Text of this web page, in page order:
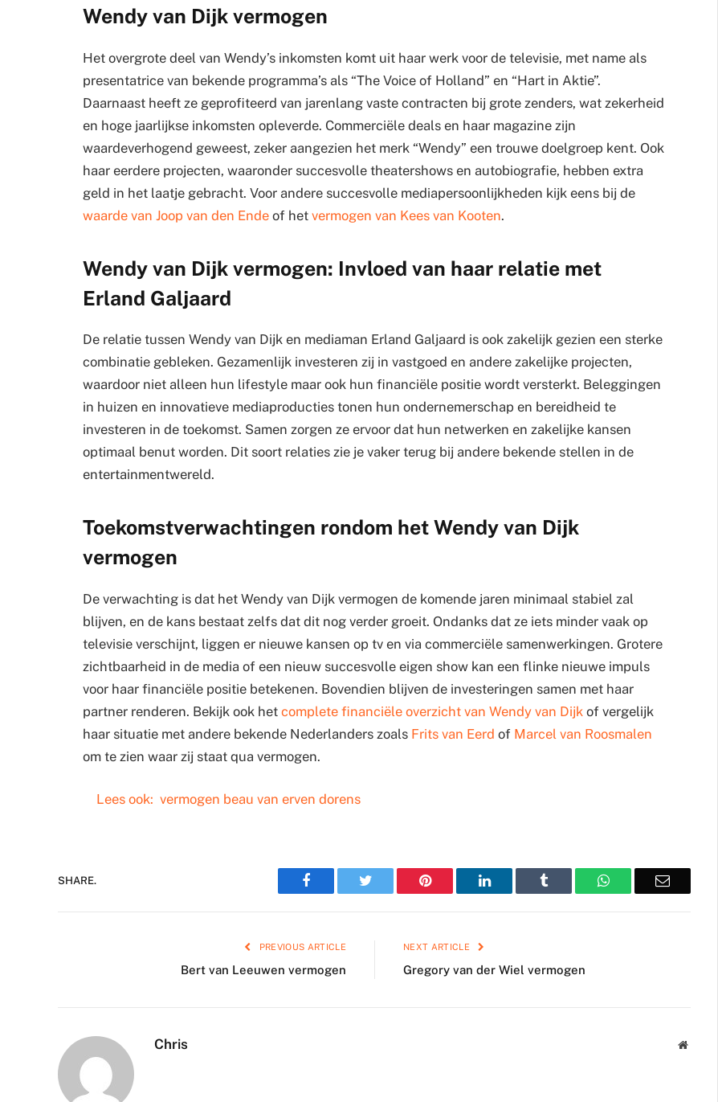
Wendy van Dijk vermogen
Het overgrote deel van Wendy’s inkomsten komt uit haar werk voor de televisie, met name als
presentatrice van bekende programma’s als “The Voice of Holland” en “Hart in Aktie”.
Daarnaast heeft ze geprofiteerd van jarenlang vaste contracten bij grote zenders, wat zekerheid
en hoge jaarlijkse inkomsten opleverde. Commerciële deals en haar magazine zijn
waardeverhogend geweest, zeker aangezien het merk “Wendy” een trouwe doelgroep kent. Ook
haar eerdere projecten, waaronder succesvolle theatershows en autobiografie, hebben extra
geld in het laatje gebracht. Voor andere succesvolle mediapersoonlijkheden kijk eens bij de
waarde van Joop van den Ende of het vermogen van Kees van Kooten.
Wendy van Dijk vermogen: Invloed van haar relatie met
Erland Galjaard
De relatie tussen Wendy van Dijk en mediaman Erland Galjaard is ook zakelijk gezien een sterke
combinatie gebleken. Gezamenlijk investeren zij in vastgoed en andere zakelijke projecten,
waardoor niet alleen hun lifestyle maar ook hun financiële positie wordt versterkt. Beleggingen
in huizen en innovatieve mediaproducties tonen hun ondernemerschap en bereidheid te
investeren in de toekomst. Samen zorgen ze ervoor dat hun netwerken en zakelijke kansen
optimaal benut worden. Dit soort relaties zie je vaker terug bij andere bekende stellen in de
entertainmentwereld.
Toekomstverwachtingen rondom het Wendy van Dijk
vermogen
De verwachting is dat het Wendy van Dijk vermogen de komende jaren minimaal stabiel zal
blijven, en de kans bestaat zelfs dat dit nog verder groeit. Ondanks dat ze iets minder vaak op
televisie verschijnt, liggen er nieuwe kansen op tv en via commerciële samenwerkingen. Grotere
zichtbaarheid in de media of een nieuw succesvolle eigen show kan een flinke nieuwe impuls
voor haar financiële positie betekenen. Bovendien blijven de investeringen samen met haar
partner renderen. Bekijk ook het complete financiële overzicht van Wendy van Dijk of vergelijk
haar situatie met andere bekende Nederlanders zoals Frits van Eerd of Marcel van Roosmalen
om te zien waar zij staat qua vermogen.
Lees ook: vermogen beau van erven dorens
SHARE. Facebook Twitter Pinterest LinkedIn Tumblr WhatsAppEmail
PREVIOUS ARTICLE
Bert van Leeuwen vermogen
NEXT ARTICLE
Gregory van der Wiel vermogen
Chris Website